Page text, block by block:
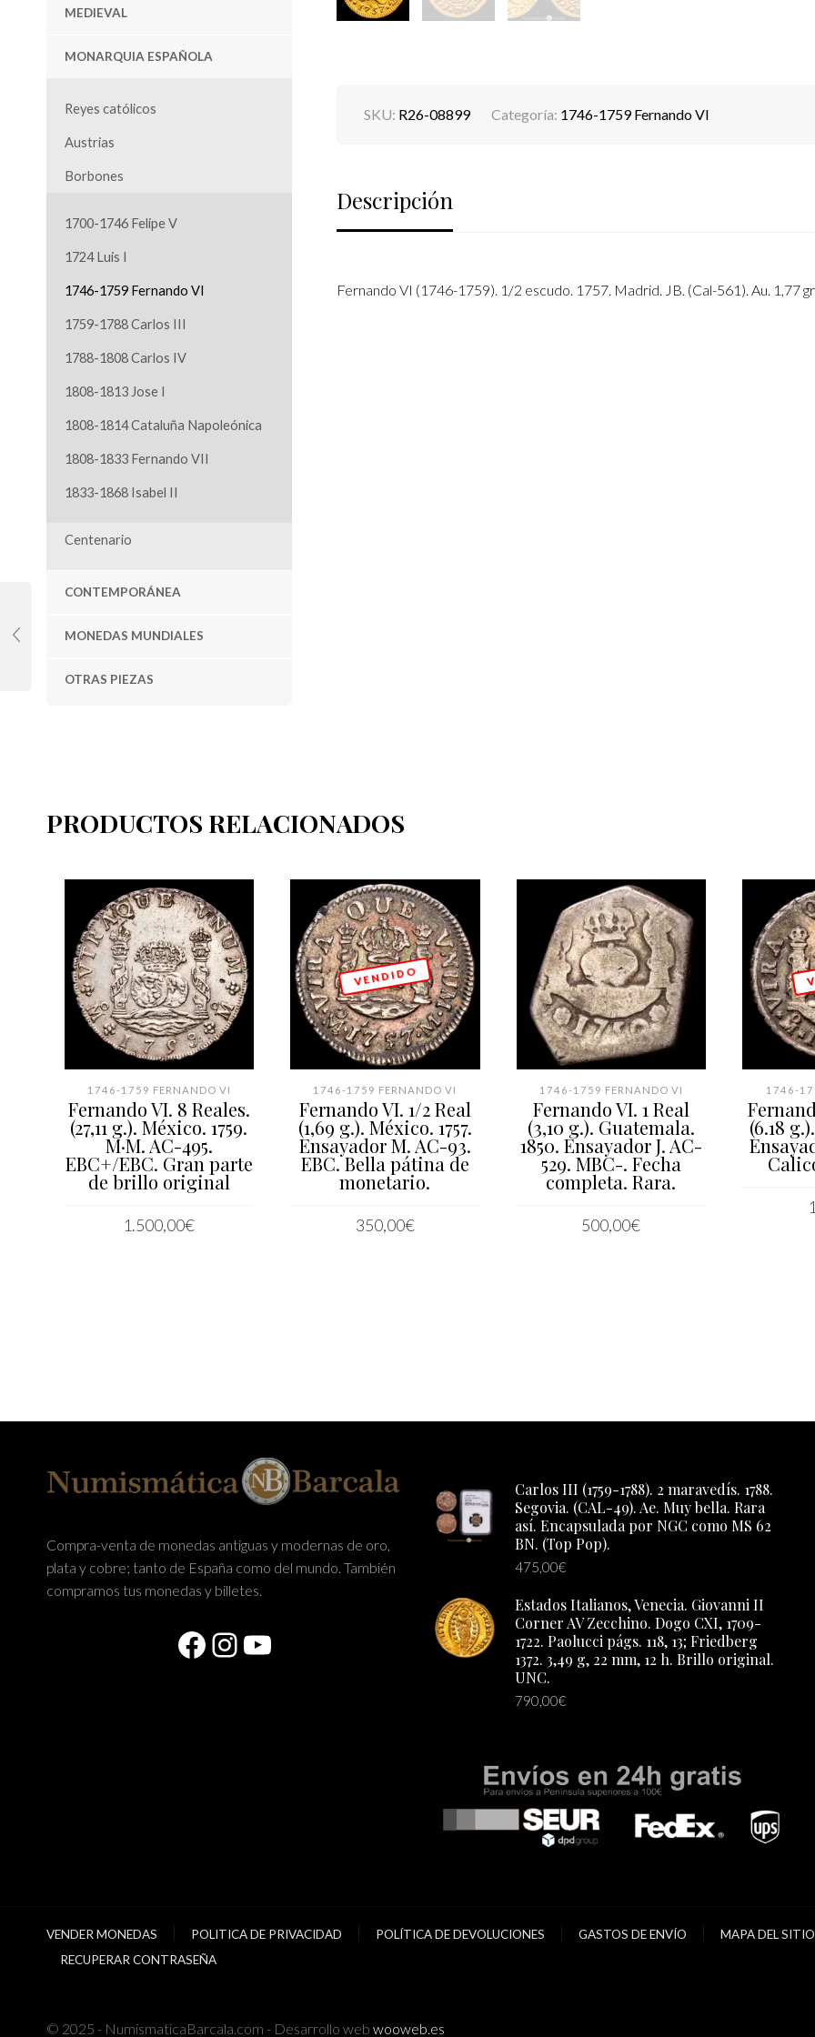
MEDIEVAL
MONARQUIA ESPAÑOLA
Reyes católicos
Austrias
Borbones
1700-1746 Felipe V
1724 Luis I
1746-1759 Fernando VI
1759-1788 Carlos III
1788-1808 Carlos IV
1808-1813 Jose I
1808-1814 Cataluña Napoleónica
1808-1833 Fernando VII
1833-1868 Isabel II
Centenario
CONTEMPORÁNEA
MONEDAS MUNDIALES
OTRAS PIEZAS
SKU: R26-08899 Categoría: 1746-1759 Fernando VI
Descripción
Fernando VI (1746-1759). 1/2 escudo. 1757. Madrid. JB. (Cal-561). Au. 1,77
PRODUCTOS RELACIONADOS
1746-1759 FERNANDO VI
Fernando VI. 8 Reales.
(27,11 g.). México. 1759.
M·M. AC-495.
EBC+/EBC. Gran parte
de brillo original
1.500,00€
V E N D I D O
1746-1759 FERNANDO VI
Fernando VI. 1/2 Real
(1,69 g.). México. 1757.
Ensayador M. AC-93.
EBC. Bella pátina de
monetario.
350,00€
1746-1759 FERNANDO VI
Fernando VI. 1 Real
(3,10 g.). Guatemala.
1850. Ensayador J. AC-
529. MBC-. Fecha
completa. Rara.
500,00€
1746-
(6.18
Compra-venta de monedas antiguas y modernas de oro,
plata y cobre; tanto de España como del mundo. También
compramos tus monedas y billetes.
Facebook
Instagram
YouTube
Carlos III (1759-1788). 2 maravedís. 1788.
Segovia. (CAL-49). Ae. Muy bella. Rara
así. Encapsulada por NGC como MS 62
BN. (Top Pop).
475,00€
Estados Italianos, Venecia. Giovanni II
Corner AV Zecchino. Dogo CXI, 1709-
1722. Paolucci págs. 118, 13; Friedberg
1372. 3,49 g, 22 mm, 12 h. Brillo original.
UNC.
790,00€
VENDER MONEDAS POLITICA DE PRIVACIDAD POLÍTICA DE DEVOLUCIONES GASTOS DE ENVÍO MAPA DEL SITIO
RECUPERAR CONTRASEÑA
© 2025 - NumismaticaBarcala.com - Desarrollo web wooweb.es